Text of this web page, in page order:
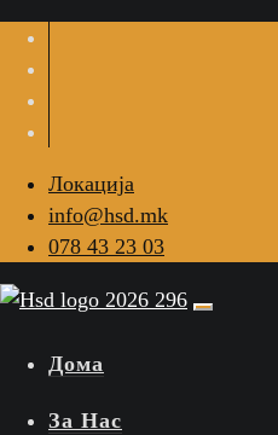
Локација
info@hsd.mk
078 43 23 03
Дома
За Нас